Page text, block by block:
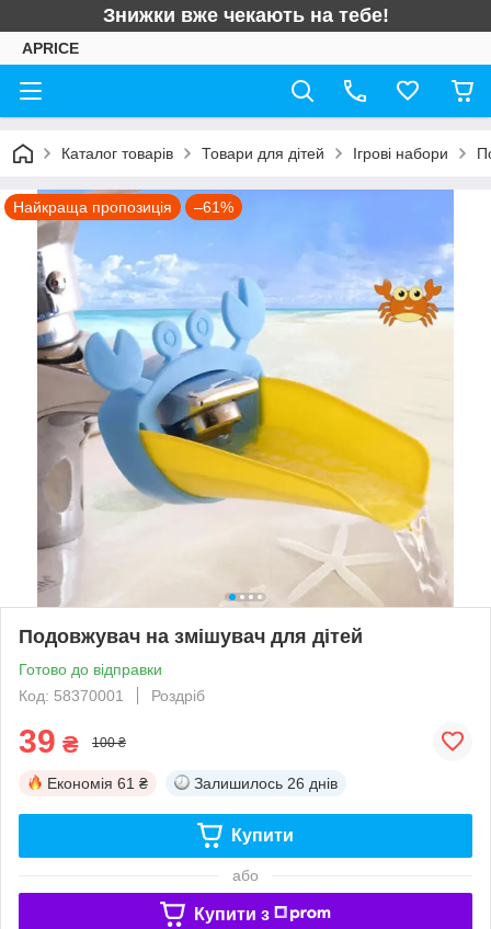
Знижки вже чекають на тебе!
APRICE
Каталог товарів Товари для дітей Ігрові набори
Найкраща пропозиція –61%
Подовжувач на змішувач для дітей
Готово до відправки
Код: 58370001
Роздріб
39 ₴ 100 ₴
Економія 61 ₴ Залишилось 26 днів
Купити
або
Купити з